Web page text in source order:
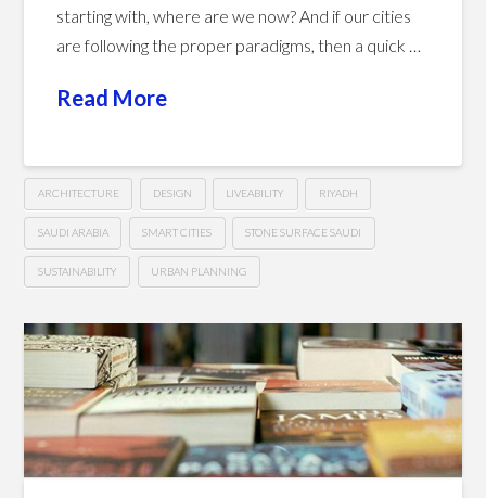
starting with, where are we now? And if our cities
are following the proper paradigms, then a quick …
Read More
ARCHITECTURE DESIGN LIVEABILITY RIYADH
SAUDI ARABIA SMART CITIES STONE SURFACE SAUDI
SUSTAINABILITY URBAN PLANNING
a
Sustainable
&
Smart